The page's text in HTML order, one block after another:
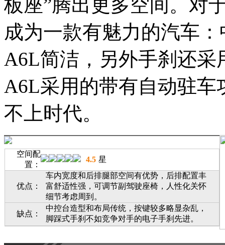
板座”腾出更多空间。对
成为一款有魅力的汽车
A6L简洁，另外手刹还
A6L采用的带有自动驻
不上时代。
空间配
置：
4.5 星
优点：
车内宽度和后排腿部空间有优势，后排配置丰
富舒适性强，可调节副驾驶座椅，人性化关怀
细节考虑周到。
缺点：
中控台造型和布局传统，按键较多略显杂乱，
脚踩式手刹不如竞争对手的电子手刹先进。